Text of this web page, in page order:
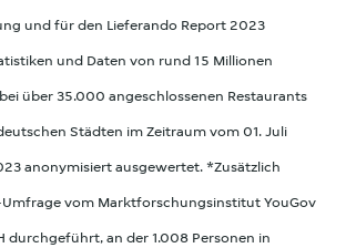
und für den Lieferando Report 2023
und Daten von rund 15 Millionen
über 35.000 angeschlossenen Restaurants
Städten im Zeitraum vom 01. Juli
anonymisiert ausgewertet. *Zusätzlich
vom Marktforschungsinstitut YouGov
durchgeführt, an der 1.008 Personen in